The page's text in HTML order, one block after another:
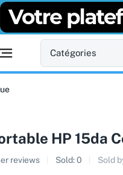
HP 15da
reviews Sold:0 Sold